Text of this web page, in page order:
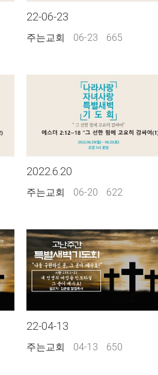
22-06-23
주는교회 06-23 665
2022.6.20
주는교회 06-20 622
22-04-13
주는교회 04-13 650